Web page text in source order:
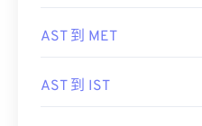
AST 到 MET
AST 到 IST